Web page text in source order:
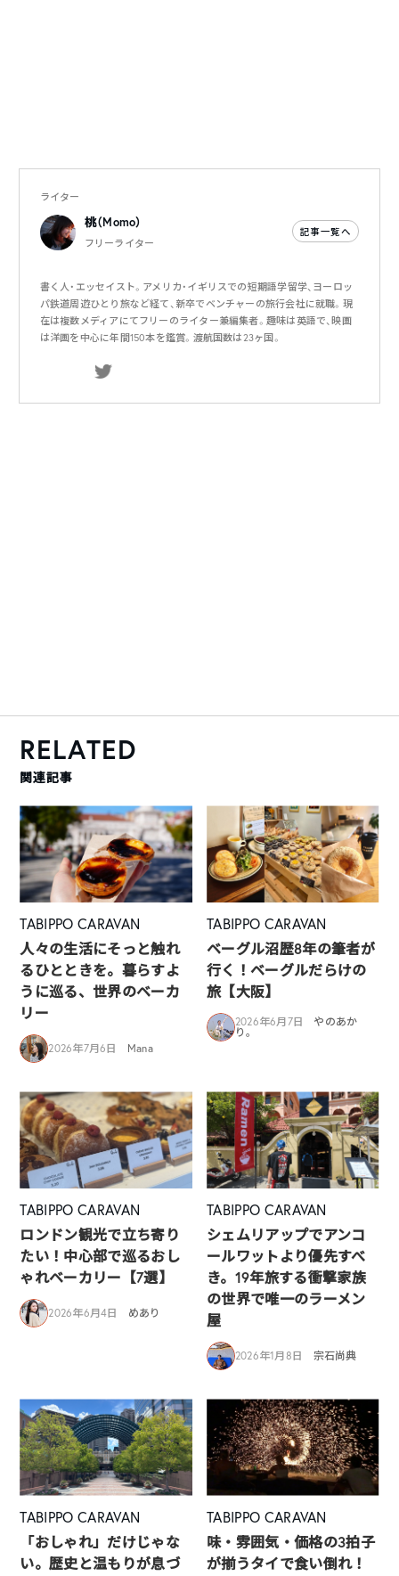
ライター
桃（Momo）
フリーライター
記事一覧へ
書く人・エッセイスト。アメリカ・イギリスでの短期語学留学、ヨーロッ
パ鉄道周遊ひとり旅など経て、新卒でベンチャーの旅行会社に就職。現
在は複数メディアにてフリーのライター兼編集者。趣味は英語で、映画
は洋画を中心に年間150本を鑑賞。渡航国数は23ヶ国。
RELATED
関連記事
TABIPPO CARAVAN
人々の生活にそっと触れ
るひとときを。暮らすよ
うに巡る、世界のベーカ
リー
2026年7月6日 Mana
TABIPPO CARAVAN
ベーグル沼歴8年の筆者が
行く！ベーグルだらけの
旅【大阪】
2026年6月7日
やのあか
り。
TABIPPO CARAVAN
ロンドン観光で立ち寄り
たい！中心部で巡るおし
ゃれベーカリー【7選】
2026年6月4日 めあり
TABIPPO CARAVAN
シェムリアップでアンコ
ールワットより優先すべ
き。19年旅する衝撃家族
の世界で唯一のラーメン
屋
2026年1月8日 宗石尚典
TABIPPO CARAVAN
「おしゃれ」だけじゃな
い。歴史と温もりが息づ
TABIPPO CARAVAN
味・雰囲気・価格の3拍子
が揃うタイで食い倒れ！